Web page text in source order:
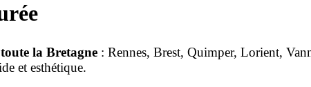
la Bretagne : Rennes, Brest, Quimper, Lorient,
et esthétique.